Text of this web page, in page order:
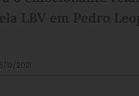
LBV em Pedro
12/2021